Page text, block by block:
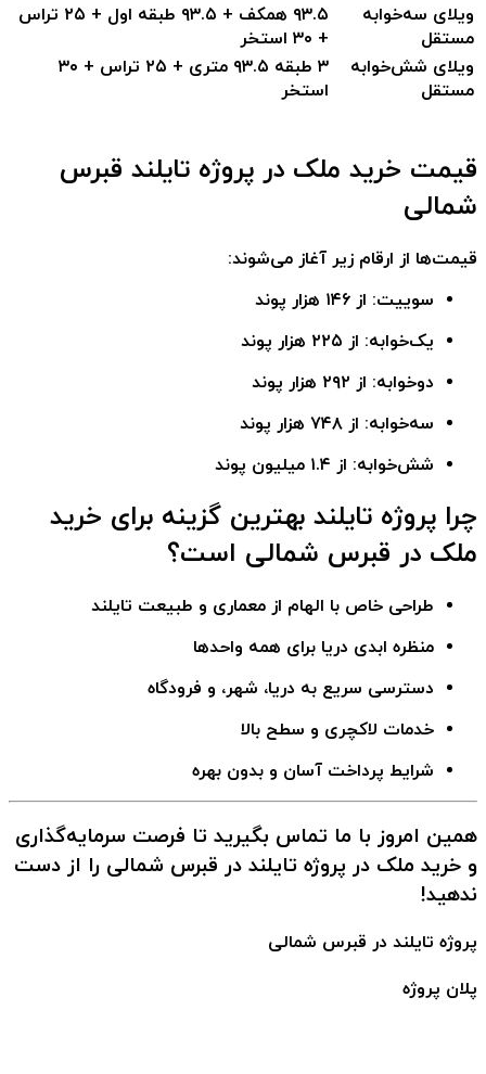
ویلای سه‌خوابه
مستقل
۹۳.۵ همکف + ۹۳.۵ طبقه اول + ۲۵ تراس
+ ۳۰ استخر
ویلای شش‌خوابه
مستقل
۳ طبقه ۹۳.۵ متری + ۲۵ تراس + ۳۰
استخر
قیمت خرید ملک در پروژه تایلند قبرس
شمالی
قیمت‌ها از ارقام زیر آغاز می‌شوند:
سوییت: از ۱۴۶ هزار پوند
یک‌خوابه: از ۲۲۵ هزار پوند
دو‌خوابه: از ۲۹۲ هزار پوند
سه‌خوابه: از ۷۴۸ هزار پوند
شش‌خوابه: از ۱.۴ میلیون پوند
چرا پروژه تایلند بهترین گزینه برای خرید
ملک در قبرس شمالی است؟
طراحی خاص با الهام از معماری و طبیعت تایلند
منظره ابدی دریا برای همه واحدها
دسترسی سریع به دریا، شهر، و فرودگاه
خدمات لاکچری و سطح بالا
شرایط پرداخت آسان و بدون بهره
همین امروز با ما تماس بگیرید تا فرصت سرمایه‌گذاری
و خرید ملک در پروژه تایلند در قبرس شمالی را از دست
ندهید!
پروژه تایلند در قبرس شمالی
پلان پروژه